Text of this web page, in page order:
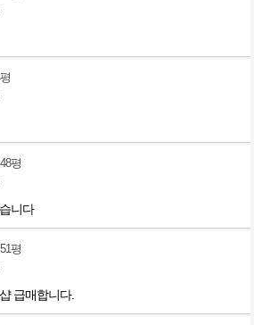
48평
니다
51평
급매합니다.